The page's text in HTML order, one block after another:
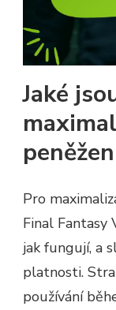
Jaké
Pro
Final Fantasy
jak fungují, a
platnosti.
používání